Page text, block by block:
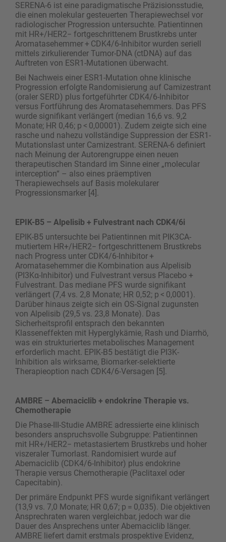
SERENA-6 ist eine paradigmatische Präzisionsstudie,
die einen molekular gesteuerten Therapiewechsel vor
radiologischer Progression untersuchte. Patientinnen
mit HR+/HER2− fortgeschrittenem Brustkrebs unter
Aromatasehemmer + CDK4/6-Inhibitor wurden seriell
mittels zirkulierender Tumor-DNA (ctDNA) auf das
Auftreten von ESR1-Mutationen überwacht.
Bei Nachweis einer ESR1-Mutation ohne klinische
Progression erfolgte Randomisierung auf Camize­strant
(oraler SERD) plus fortgeführter CDK4/6-Inhibitor
versus Fortführung des Aromatasehemmers. Das PFS
wurde signifikant verlängert (median 16,6 vs. 9,2
Monate; HR 0,46; p < 0,00001). Zudem zeigte sich eine
rasche und nahezu vollständige Suppression der ESR1-
Mutationslast unter Camizestrant. SERENA-6 definiert
nach Meinung der Autorengruppe einen neuen
therapeutischen Standard im Sinne einer „molecular
interception“ – also eines präemptiven
Therapiewechsels auf Basis molekularer
Progressionsmarker [4].
EPIK-B5 – Alpelisib + Fulvestrant nach CDK4/6i
EPIK-B5 untersuchte bei Patientinnen mit PIK3CA-
mutiertem HR+/HER2− fortgeschrittenem Brustkrebs
nach Progress unter CDK4/6-Inhibitor +
Aromatasehemmer die Kombination aus Alpelisib
(PI3Kα-Inhibitor) und Fulvestrant versus Placebo +
Fulve­strant. Das mediane PFS wurde signifikant
verlängert (7,4 vs. 2,8 Monate; HR 0,52; p < 0,0001).
Darüber hinaus zeigte sich ein OS-Signal zugunsten
von Alpelisib (29,5 vs. 23,8 Monate). Das
Sicherheitsprofil entsprach den bekannten
Klasseneffekten mit Hyperglykämie, Rash und Diarrhö,
was ein strukturiertes metabolisches Management
erforderlich macht. EPIK-B5 bestätigt die PI3K-
Inhibition als wirksame, Biomarker-selektierte
Therapieoption nach CDK4/6-Versagen [5].
AMBRE – Abemaciclib + endokrine Therapie vs.
Chemotherapie
Die Phase-III-Studie AMBRE adressierte eine klinisch
besonders anspruchsvolle Subgruppe: Patientinnen
mit HR+/HER2− metastasiertem Brustkrebs und hoher
viszeraler Tumorlast. Randomisiert wurde auf
Abemaciclib (CDK4/6-Inhibitor) plus endokrine
Therapie versus Chemotherapie (Paclitaxel oder
Capecitabin).
Der primäre Endpunkt PFS wurde signifikant verlängert
(13,9 vs. 7,0 Monate; HR 0,67; p = 0,035). Die objektiven
Ansprechraten waren vergleichbar, jedoch war die
Dauer des Ansprechens unter Abemaciclib länger.
AMBRE liefert damit erstmals prospektive Evidenz,